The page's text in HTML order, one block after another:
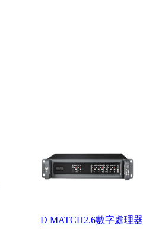
D MATCH2.6數字處理器